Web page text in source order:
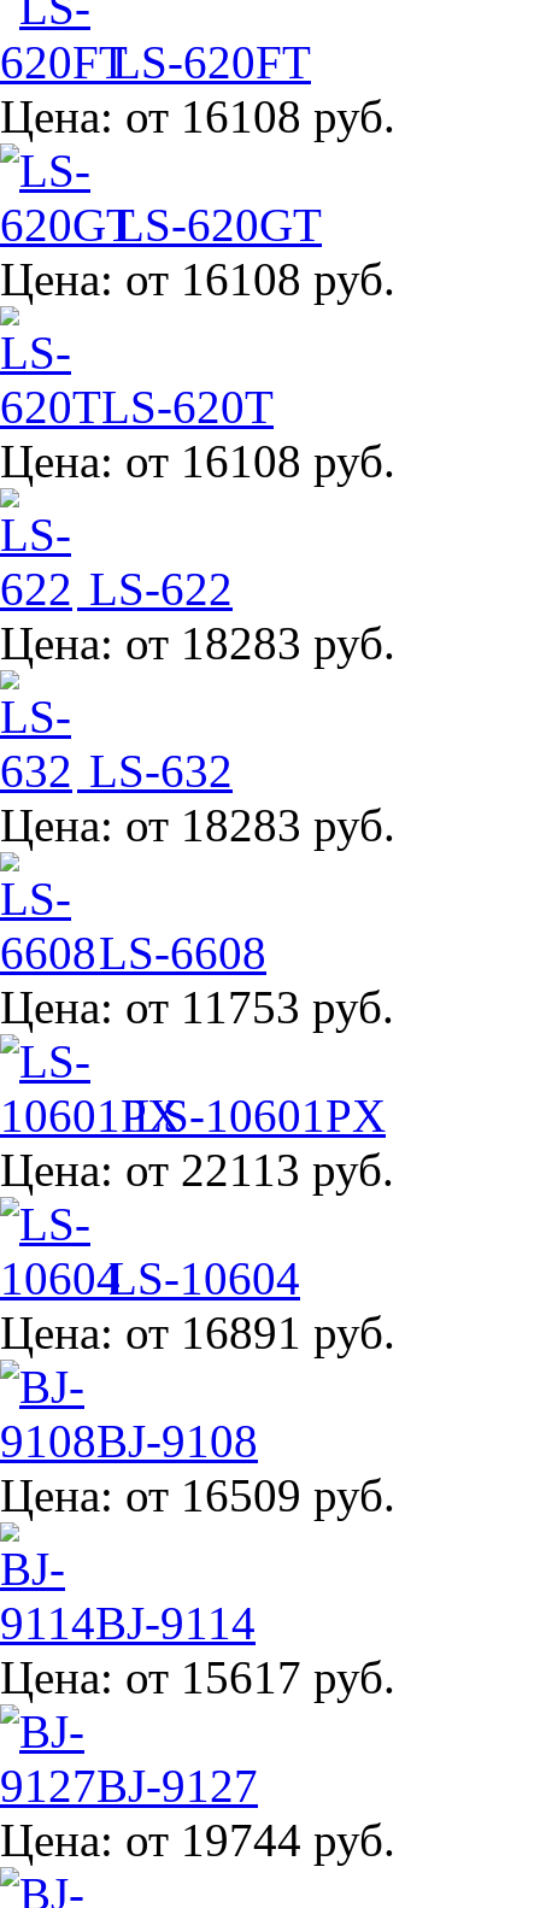
LS-620FT
Цена: от 16108 руб.
LS-620GT
Цена: от 16108 руб.
LS-620T
Цена: от 16108 руб.
LS-622
Цена: от 18283 руб.
LS-632
Цена: от 18283 руб.
LS-6608
Цена: от 11753 руб.
LS-10601PX
Цена: от 22113 руб.
LS-10604
Цена: от 16891 руб.
BJ-9108
Цена: от 16509 руб.
BJ-9114
Цена: от 15617 руб.
BJ-9127
Цена: от 19744 руб.